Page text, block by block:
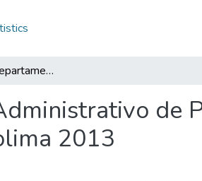
Plan de Acción Departamento Administrativo de Planeación Melgar Tolima 2013: PADAP Melgar Tolima 2013
de
2013